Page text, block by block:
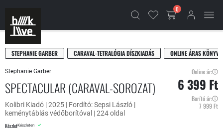
0
STEPHANIE GARBER CARAVAL-TETRALÓGIA DÍSZKIADÁS ONLINE ÁRAS
Stephanie Garber
SPECTACULAR (CARAVAL-SOROZAT)
Kolibri Kiadó | 2025 | Fordító: Sepsi László |
keménytáblás védőborítóval | 224 oldal
KészletKészleten
Online ár:
6 399 Ft
Borító ár:
7 999 Ft